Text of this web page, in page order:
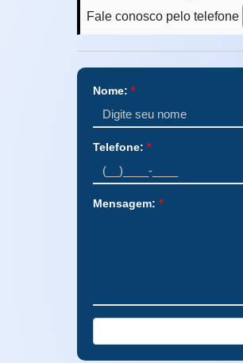
Fale conosco pelo telefone
Nome:*
Telefone:*
Mensagem:*